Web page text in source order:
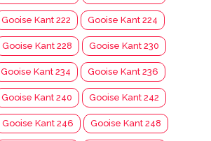
Gooise Kant 222 Gooise Kant 224
Gooise Kant 228 Gooise Kant 230
Gooise Kant 234 Gooise Kant 236
Gooise Kant 240 Gooise Kant 242
Gooise Kant 246 Gooise Kant 248